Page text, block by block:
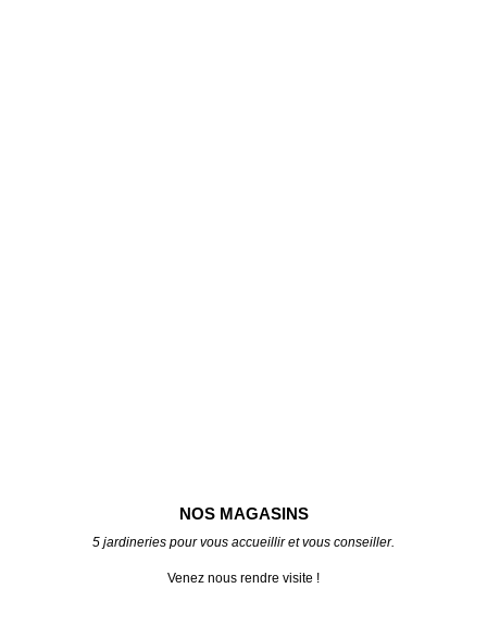
NOS MAGASINS
5 jardineries pour vous accueillir et vous conseiller.
Venez nous rendre visite !